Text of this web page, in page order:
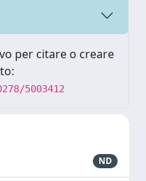
per citare o creare
5003412
ND